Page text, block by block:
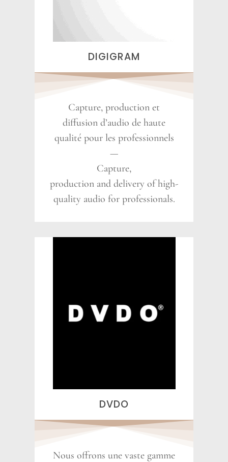
DIGIGRAM
Capture, production et
diffusion d’audio de haute
qualité pour les professionnels
—
Capture,
production and delivery of high-
quality audio for professionals.
DVDO
Nous offrons une vaste gamme